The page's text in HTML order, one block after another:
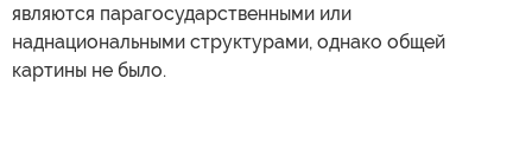
являются парагосударственными или
наднациональными структурами, однако общей
картины не было.